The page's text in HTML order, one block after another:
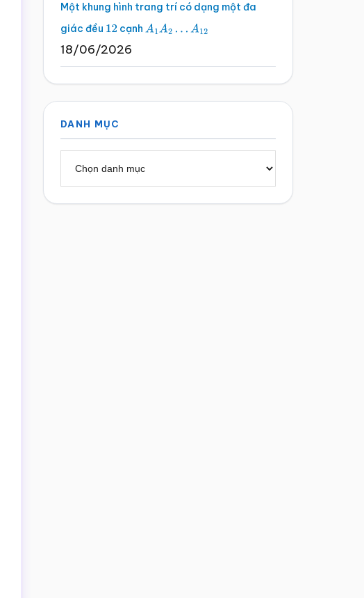
Một khung hình trang trí có dạng một đa
giác đều 12 cạnh A1A2…A 12
18/06/2026
DANH MỤC